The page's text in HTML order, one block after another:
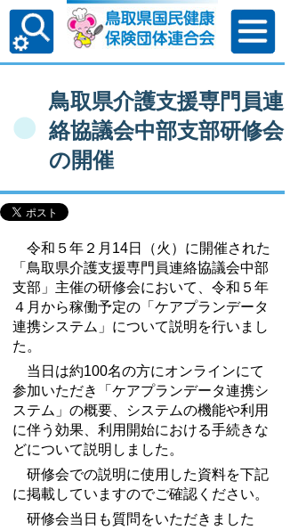
鳥取県介護支援専門員連
絡協議会中部支部研修会
の開催
令和５年２月14日（火）に開催された
「鳥取県介護支援専門員連絡協議会中部
支部」主催の研修会において、令和５年
４月から稼働予定の「ケアプランデータ
連携システム」について説明を行いまし
た。
当日は約100名の方にオンラインにて
参加いただき「ケアプランデータ連携シ
ステム」の概要、システムの機能や利用
に伴う効果、利用開始における手続きな
どについて説明しました。
研修会での説明に使用した資料を下記
に掲載していますのでご確認ください。
研修会当日も質問をいただきました